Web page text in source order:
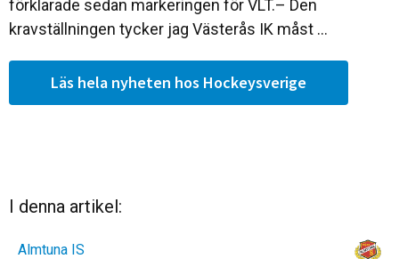
förklarade sedan markeringen för VLT.– Den
kravställningen tycker jag Västerås IK måst ...
Läs hela nyheten hos Hockeysverige
I denna artikel:
Almtuna IS